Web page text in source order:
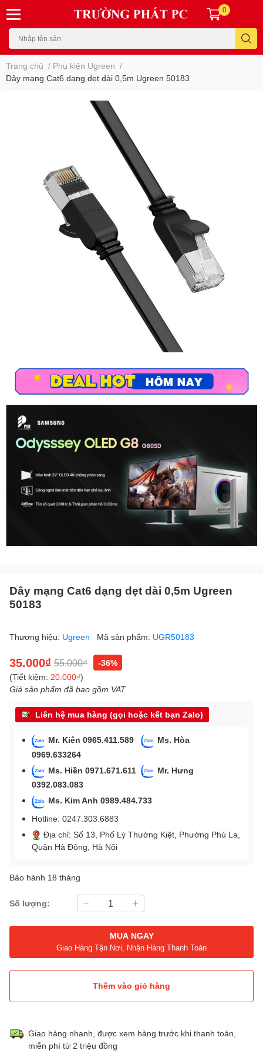
0
Trang chủ / Phụ kiện Ugreen /
Dây mạng Cat6 dạng dẹt dài 0,5m Ugreen 50183
Dây mạng Cat6 dạng dẹt dài 0,5m Ugreen
50183
Thương hiệu: Ugreen Mã sản phẩm: UGR50183
35.000₫ 55.000₫
-36%
(Tiết kiệm: 20.000₫)
Giá sản phẩm đã bao gồm VAT
Liên hệ mua hàng (gọi hoặc kết bạn Zalo)
Mr. Kiên 0965.411.589
Ms. Hòa
0969.633264
Ms. Hiền 0971.671.611
Mr. Hưng
0392.083.083
Ms. Kim Anh 0989.484.733
Hotline: 0247.303.6883
Địa chỉ: Số 13, Phố Lý Thường Kiệt, Phường Phú La,
Quận Hà Đông, Hà Nội
Bảo hành 18 tháng
Số lượng:
MUA NGAY
Giao Hàng Tận Nơi, Nhận Hàng Thanh Toán
Thêm vào giỏ hàng
Giao hàng nhanh, được xem hàng trước khi thanh toán,
miễn phí từ 2 triệu đồng